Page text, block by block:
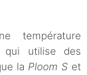
température
qui utilise des
la Ploom S et